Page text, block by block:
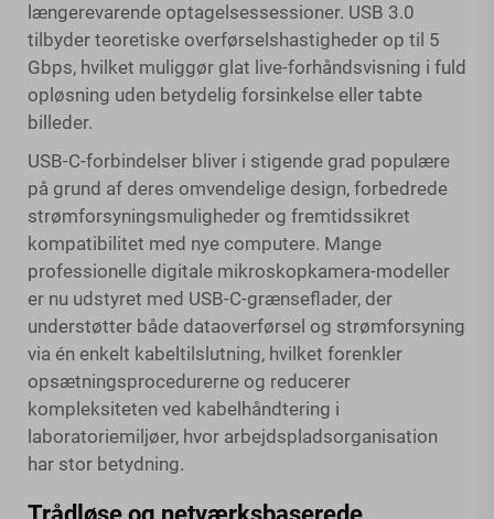
længerevarende optagelsessessioner. USB 3.0
tilbyder teoretiske overførselshastigheder op til 5
Gbps, hvilket muliggør glat live-forhåndsvisning i fuld
opløsning uden betydelig forsinkelse eller tabte
billeder.
USB-C-forbindelser bliver i stigende grad populære
på grund af deres omvendelige design, forbedrede
strømforsyningsmuligheder og fremtidssikret
kompatibilitet med nye computere. Mange
professionelle digitale mikroskopkamera-modeller
er nu udstyret med USB-C-grænseflader, der
understøtter både dataoverførsel og strømforsyning
via én enkelt kabeltilslutning, hvilket forenkler
opsætningsprocedurerne og reducerer
kompleksiteten ved kabelhåndtering i
laboratoriemiljøer, hvor arbejdspladsorganisation
har stor betydning.